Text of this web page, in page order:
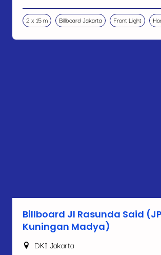
2 x 15 m Billboard Jakarta Front Light
Billboard Jl Rasunda Said
Kuningan Madya)
DKI Jakarta